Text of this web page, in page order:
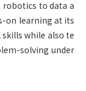
to data a
on learning at its
while also te
solving under